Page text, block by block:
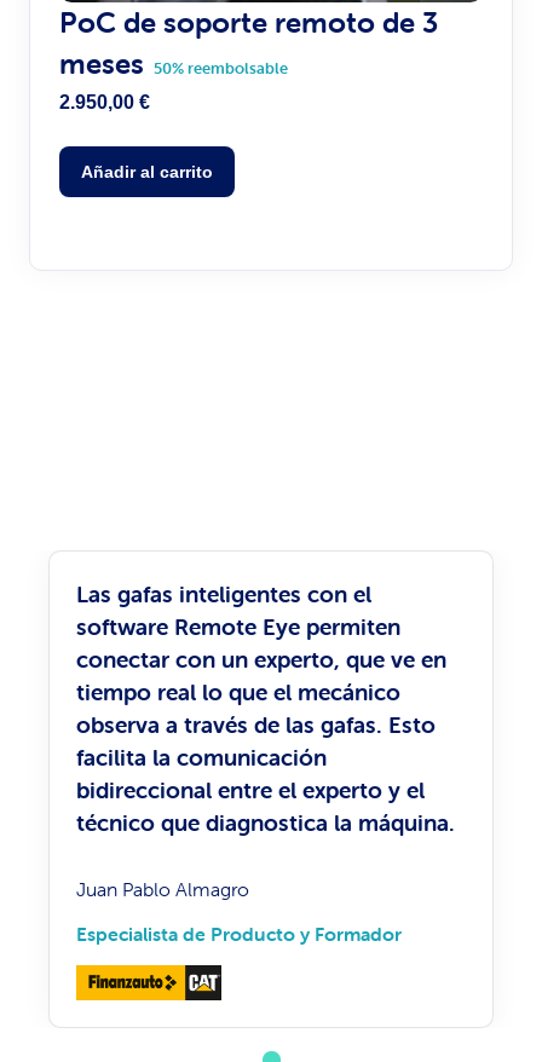
PoC de soporte remoto de 3
meses 50% reembolsable
2.950,00 €
Añadir al carrito
Las gafas inteligentes con el
software Remote Eye permiten
conectar con un experto, que ve en
tiempo real lo que el mecánico
observa a través de las gafas. Esto
facilita la comunicación
bidireccional entre el experto y el
técnico que diagnostica la máquina.
Juan Pablo Almagro
Especialista de Producto y Formador